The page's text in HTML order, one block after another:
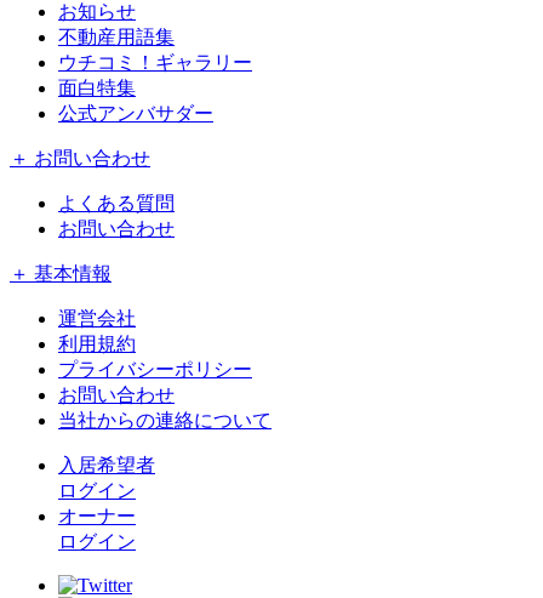
お知らせ
不動産用語集
ウチコミ！ギャラリー
面白特集
公式アンバサダー
＋ お問い合わせ
よくある質問
お問い合わせ
＋ 基本情報
運営会社
利用規約
プライバシーポリシー
お問い合わせ
当社からの連絡について
入居希望者
ログイン
オーナー
ログイン